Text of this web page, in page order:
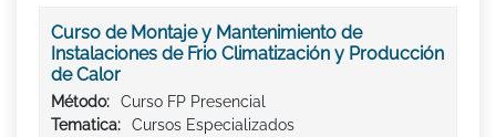
Curso de Montaje y Mantenimiento de
Instalaciones de Frio Climatización y Producción
de Calor
Método:
Curso FP Presencial
Tematica:
Cursos Especializados